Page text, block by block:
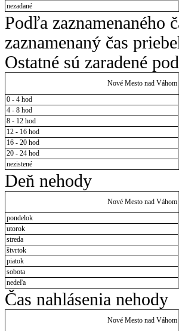
nezadané
Podľa zaznamenaného
zaznamenaný čas
Ostatné sú zaradené
Nové Mesto nad Váhom
0 - 4 hod
4 - 8 hod
8 - 12 hod
12 - 16 hod
16 - 20 hod
20 - 24 hod
nezistené
Deň nehody
Nové Mesto nad Váhom
pondelok
utorok
streda
štvrtok
piatok
sobota
nedeľa
Čas nahlásenia nehody
Nové Mesto nad Váhom